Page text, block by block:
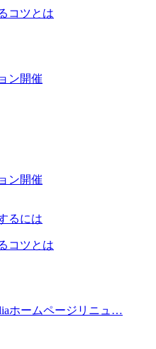
コツとは
ン開催
ン開催
コツとは
ホームページリニュ…